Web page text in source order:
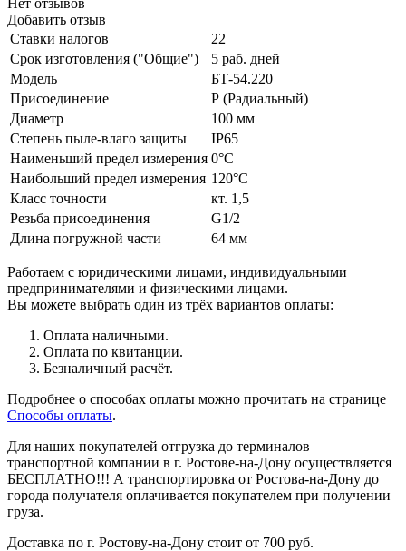
Добавить отзыв
Ставки налогов
22
Срок изготовления ("Общие")
5 раб. дней
Модель
БТ-54.220
Присоединение
Р (Радиальный)
Диаметр
100 мм
Степень пыле-влаго защиты
IP65
Наименьший предел измерения 0°C
Наибольший предел измерения 120°C
Класс точности
кт. 1,5
Резьба присоединения
G1/2
Длина погружной части
64 мм
Работаем с юридическими лицами, индивидуальными
предпринимателями и физическими лицами.
Вы можете выбрать один из трёх вариантов оплаты:
Оплата наличными.
Оплата по квитанции.
Безналичный расчёт.
Подробнее о способах оплаты можно прочитать на странице
Способы оплаты.
Для наших покупателей отгрузка до терминалов
транспортной компании в г. Ростове-на-Дону осуществляется
БЕСПЛАТНО!!! А транспортировка от Ростова-на-Дону до
города получателя оплачивается покупателем при получении
груза.
Доставка по г. Ростову-на-Дону стоит от 700 руб.